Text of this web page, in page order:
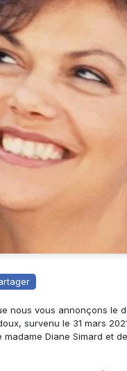
nous vous annonçons le
survenu le 31 mars
madame Diane Simard et